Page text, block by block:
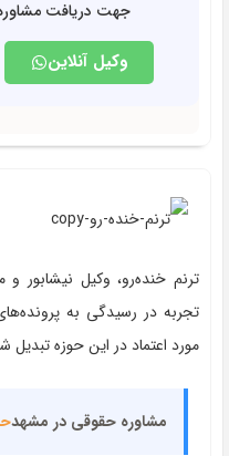
جهت دریافت
وکیل آنلاین
ترنم خنده‌رو، وکیل نیشابور
تجربه در رسیدگی به
مورد اعتماد در این حوزه
مشاوره حقوقی در مشهد